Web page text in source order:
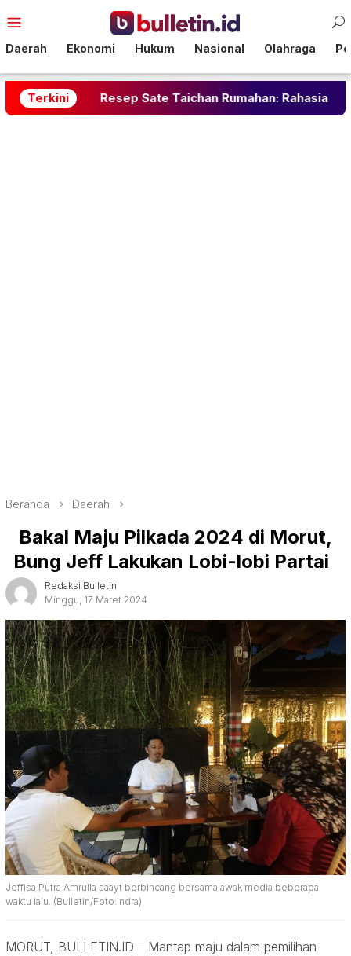
ke
Mobile
Daerah Ekonomi Hukum Nasional Olahraga
Terkini
Resep Sate Taichan Rumahan: Rahasia Pedas Gurih
Beranda Daerah
Bakal Maju Pilkada 2024 di Morut,
Bung Jeff Lakukan Lobi-lobi Partai
Redaksi Bulletin
Minggu, 17 Maret 2024
Jeffisa Putra Amrulla saayt berbincang bersama awak media beberapa
waktu lalu. (Bulletin/Foto:Indra)
MORUT, BULLETIN.ID – Mantap maju dalam pemilihan